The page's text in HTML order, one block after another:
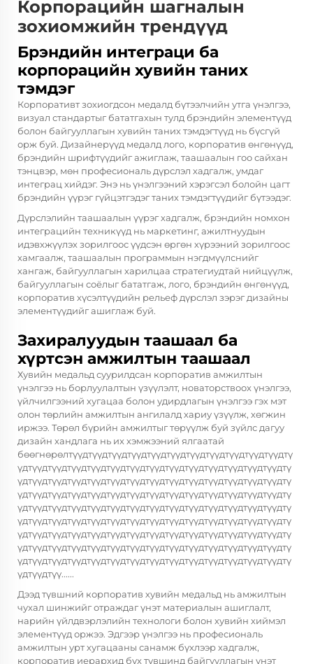
Корпорацийн шагналын
зохиомжийн трендүүд
Брэндийн интеграци ба
корпорацийн хувийн таних
тэмдэг
Корпоративт зохиогдсон медалд бүтээлчийн утга үнэлгээ,
визуал стандартыг бататгахын тулд брэндийн элементүүд
болон байгууллагын хувийн таних тэмдэгтүүд нь бүсгүй
орж буй. Дизайнерүүд медалд лого, корпоратив өнгөнүүд,
брэндийн шрифтүүдийг ажиглаж, таашаалын гоо сайхан
тэнцвэр, мөн професиональ дүрслэл хадгалж, умдаг
интеграц хийдэг. Энэ нь үнэлгээний хэрэгсэл болойн цагт
брэндийн үүрэг гүйцэтгэдэг таних тэмдэгтүүдийг бүтээдэг.
Дүрслэлийн таашаалын үүрэг хадгалж, брэндийн номхон
интеграцийн техникүүд нь маркетинг, ажилтнуудын
идэвхжүүлэх зорилгоос үүдсэн өргөн хүрээний зорилгоос
хамгаалж, таашаалын программын нэгдмүүлснийг
хангаж, байгууллагын харилцаа стратегиудтай нийцүүлж,
байгууллагын соёлыг бататгаж, лого, брэндийн өнгөнүүд,
корпоратив хүсэлтүүдийн рельеф дүрслэл зэрэг дизайны
элементүүдийг ашиглаж буй.
Захиралуудын таашаал ба
хүртсэн амжилтын таашаал
Хувийн медальд суурилдсан корпоратив амжилтын
үнэлгээ нь борлуулалтын үзүүлэлт, новаторствоох үнэлгээ,
үйлчилгээний хугацаа болон удирдлагын үнэлгээ гэх мэт
олон төрлийн амжилтын ангилалд хариу үзүүлж, хөгжин
иржээ. Төрөл бүрийн амжилтыг төрүүлж буй зүйлс дагуу
дизайн хандлага нь их хэмжээний ялгаатай
бөөгнөрөлтүүдтүүдтүүдтүүдтүүдтүүдтүүдтүүдтүүдтүүдтүүдтү
үдтүүдтүүдтүүдтүүдтүүдтүүдтүүдтүүдтүүдтүүдтүүдтүүдтүүдтү
үдтүүдтүүдтүүдтүүдтүүдтүүдтүүдтүүдтүүдтүүдтүүдтүүдтүүдтү
үдтүүдтүүдтүүдтүүдтүүдтүүдтүүдтүүдтүүдтүүдтүүдтүүдтүүдтү
үдтүүдтүүдтүүдтүүдтүүдтүүдтүүдтүүдтүүдтүүдтүүдтүүдтүүдтү
үдтүүдтүүдтүүдтүүдтүүдтүүдтүүдтүүдтүүдтүүдтүүдтүүдтүүдтү
үдтүүдтүүдтүүдтүүдтүүдтүүдтүүдтүүдтүүдтүүдтүүдтүүдтүүдтү
үдтүүдтүүдтүүдтүүдтүүдтүүдтүүдтүүдтүүдтүүдтүүдтүүдтүүдтү
үдтүүдтүүдтүүдтүүдтүүдтүүдтүүдтүүдтүүдтүүдтүүдтүүдтүүдтү
үдтүүдтүү......
Дээд түвшний корпоратив хувийн медальд нь амжилтын
чухал шинжийг отраждаг үнэт материалын ашиглалт,
нарийн үйлдвэрлэлийн технологи болон хувийн хиймэл
элементүүд оржээ. Эдгээр үнэлгээ нь професиональ
амжилтын урт хугацааны санамж бүхлээр хадгалж,
корпоратив иерархид бүх түвшинд байгууллагын үнэт